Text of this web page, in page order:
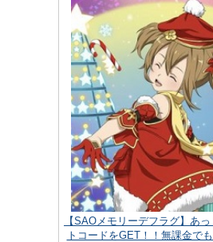
【SAOメモリーデフラグ】あ
トコードをGET！！無課金で